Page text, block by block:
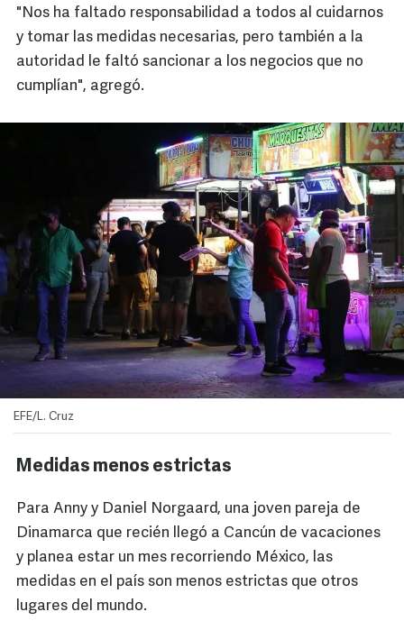
"Nos ha faltado responsabilidad a todos al cuidarnos
y tomar las medidas necesarias, pero también a la
autoridad le faltó sancionar a los negocios que no
cumplían", agregó.
EFE/L. Cruz
Medidas menos estrictas
Para Anny y Daniel Norgaard, una joven pareja de
Dinamarca que recién llegó a Cancún de vacaciones
y planea estar un mes recorriendo México, las
medidas en el país son menos estrictas que otros
lugares del mundo.